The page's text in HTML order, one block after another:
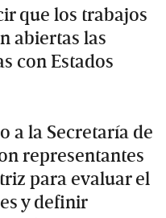
que los trabajos
abiertas las
con Estados
a la Secretaría de
representantes
para evaluar el
y definir